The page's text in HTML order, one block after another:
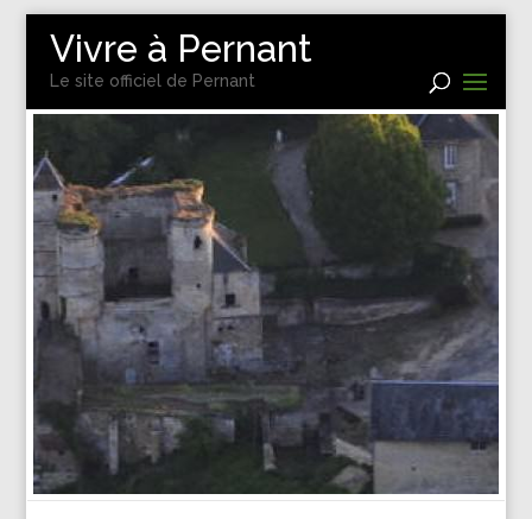
Vivre à Pernant
Le site officiel de Pernant